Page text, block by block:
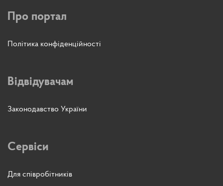
Про портал
Політика конфіденційності
Відвідувачам
Законодавство України
Сервіси
Для співробітників